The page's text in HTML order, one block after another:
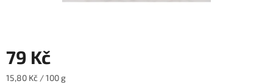
79 Kč
Měrná
15,80 Kč / 100 g